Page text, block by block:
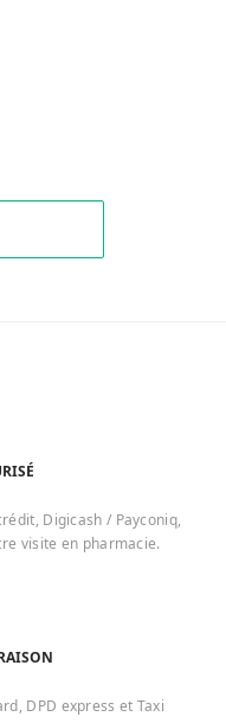
Digicash / Payconiq,
visite en pharmacie.
DPD express et Taxi